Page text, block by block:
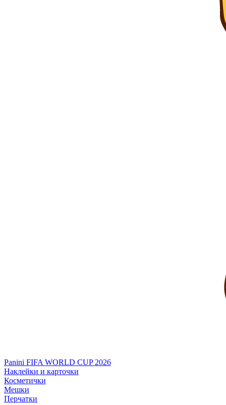
Panini FIFA WORLD CUP 2026
Наклейки и карточки
Косметички
Мешки
Перчатки